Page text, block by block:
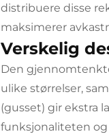
distribuere disse
maksimerer
Verskelig
Den
ulike størrelser,
(gusset) gir ekstra
funksjonaliteten